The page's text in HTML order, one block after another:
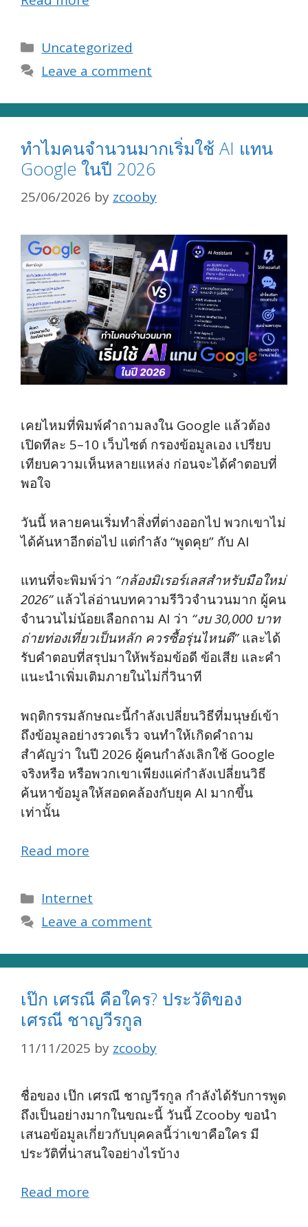
Categories
Uncategorized
Leave a comment
ทำไมคนจำนวนมากเริ่มใช้ AI แทน
Google ในปี 2026
25/06/2026 by zcooby
เคยไหมที่พิมพ์คำถามลงใน Google แล้วต้อง
เปิดทีละ 5–10 เว็บไซต์ กรองข้อมูลเอง เปรียบ
เทียบความเห็นหลายแหล่ง ก่อนจะได้คำตอบที่
พอใจ
วันนี้ หลายคนเริ่มทำสิ่งที่ต่างออกไป พวกเขาไม่
ได้ค้นหาอีกต่อไป แต่กำลัง “พูดคุย” กับ AI
แทนที่จะพิมพ์ว่า “กล้องมิเรอร์เลสสำหรับมือใหม่
2026”แล้วไล่อ่านบทความรีวิวจำนวนมาก ผู้คน
จำนวนไม่น้อยเลือกถาม AI ว่า “งบ 30,000 บาท
ถ่ายท่องเที่ยวเป็นหลัก ควรซื้อรุ่นไหนดี”และได้
รับคำตอบที่สรุปมาให้พร้อมข้อดี ข้อเสีย และคำ
แนะนำเพิ่มเติมภายในไม่กี่วินาที
พฤติกรรมลักษณะนี้กำลังเปลี่ยนวิธีที่มนุษย์เข้า
ถึงข้อมูลอย่างรวดเร็ว จนทำให้เกิดคำถาม
สำคัญว่า ในปี 2026 ผู้คนกำลังเลิกใช้ Google
จริงหรือ หรือพวกเขาเพียงแค่กำลังเปลี่ยนวิธี
ค้นหาข้อมูลให้สอดคล้องกับยุค AI มากขึ้น
เท่านั้น
Read more
Categories
Internet
Leave a comment
เป๊ก เศรณี คือใคร? ประวัติของ
เศรณี ชาญวีรกูล
11/11/2025 by zcooby
ชื่อของ เป๊ก เศรณี ชาญวีรกูล กำลังได้รับการพูด
ถึงเป็นอย่างมากในขณะนี้ วันนี้ Zcooby ขอนำ
เสนอข้อมูลเกี่ยวกับบุคคลนี้ว่าเขาคือใคร มี
ประวัติที่น่าสนใจอย่างไรบ้าง
Read more